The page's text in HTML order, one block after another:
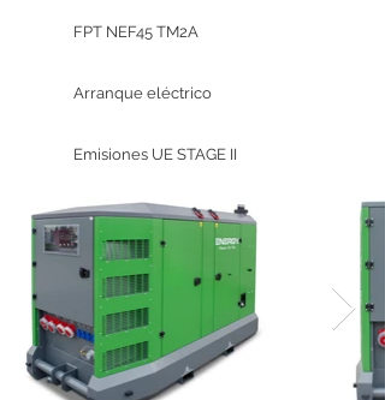
FPT NEF45 TM2A
Arranque eléctrico
Emisiones UE STAGE II